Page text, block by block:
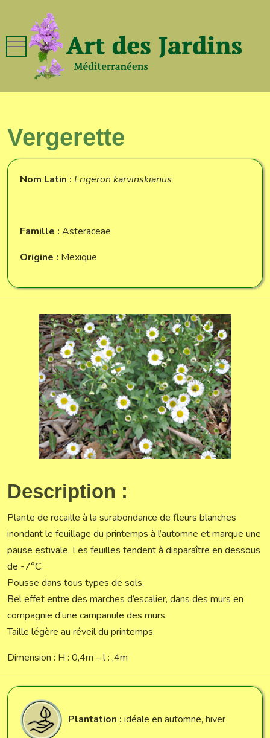
Mobile Menu Toggle
Vergerette
Nom Latin : Erigeron karvinskianus
Famille : Asteraceae
Origine : Mexique
Description :
Plante de rocaille à la surabondance de fleurs blanches
inondant le feuillage du printemps à l’automne et marque une
pause estivale. Les feuilles tendent à disparaître en dessous
de -7°C.
Pousse dans tous types de sols.
Bel effet entre des marches d’escalier, dans des murs en
compagnie d’une campanule des murs.
Taille légère au réveil du printemps.
Dimension : H : 0,4m – l : ,4m
Plantation : idéale en automne, hiver